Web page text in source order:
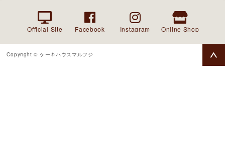
Official Site Facebook Instagram Online Shop
Copyright © ケーキハウスマルフジ